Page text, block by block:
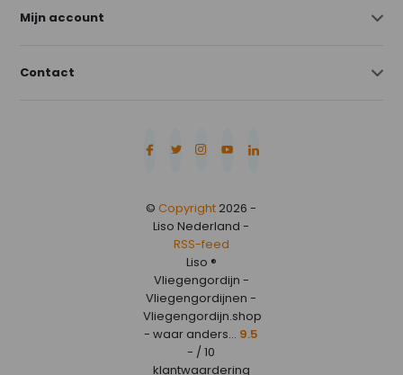
Mijn account
Contact
© Copyright 2026 -
Liso Nederland -
RSS-feed
Liso ®
Vliegengordijn -
Vliegengordijnen -
Vliegengordijn.shop
- waar anders... 9.5
- / 10
klantwaardering